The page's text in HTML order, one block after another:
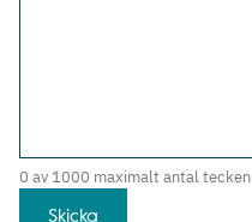
0 av 1000 maximalt antal tecken